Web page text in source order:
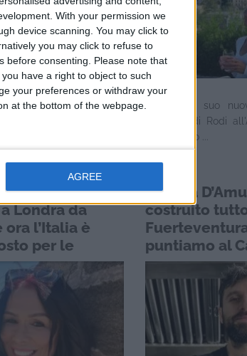
With your permission we
device scanning. You may click to
you may click to refuse to
before consenting.
Please note that
have a right to object to such
your preferences or withdraw your
at the bottom of the webpage.
AGREE
Brasile Originario della
Elena e il suo
dall'isola di Rodi
Petruzziello ...
mi sono
Londra da
l’Italia è
per le
Andrea
costruito
puntiamo al